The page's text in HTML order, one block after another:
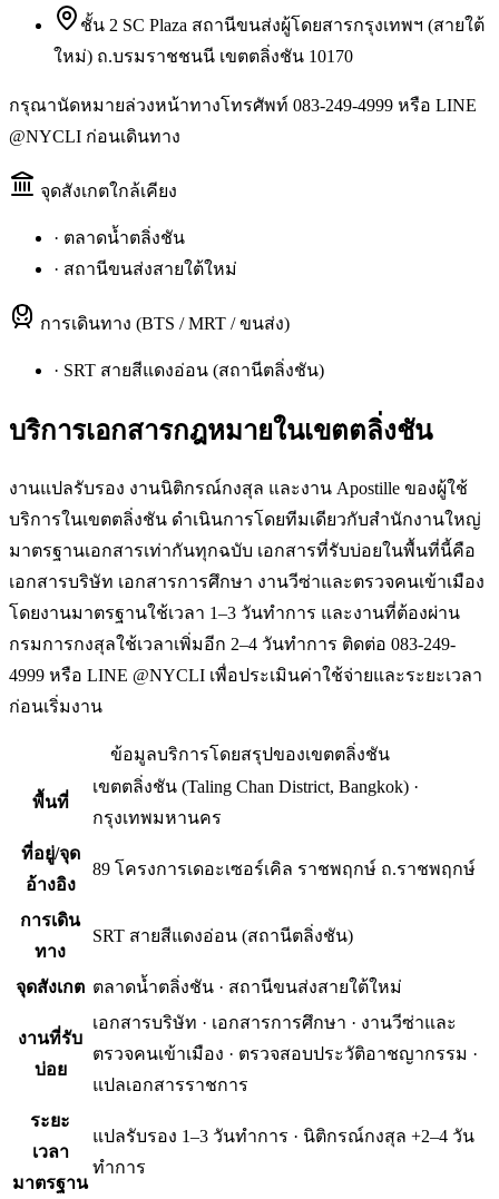
ชั้น 2 SC Plaza สถานีขนส่งผู้โดยสารกรุงเทพฯ (สายใต้
ใหม่) ถ.บรมราชชนนี เขตตลิ่งชัน 10170
กรุณานัดหมายล่วงหน้าทางโทรศัพท์ 083-249-4999 หรือ LINE
@NYCLI ก่อนเดินทาง
จุดสังเกตใกล้เคียง
· ตลาดน้ำตลิ่งชัน
· สถานีขนส่งสายใต้ใหม่
การเดินทาง (BTS / MRT / ขนส่ง)
· SRT สายสีแดงอ่อน (สถานีตลิ่งชัน)
บริการเอกสารกฎหมายในเขตตลิ่งชัน
งานแปลรับรอง งานนิติกรณ์กงสุล และงาน Apostille ของผู้ใช้
บริการในเขตตลิ่งชัน ดำเนินการโดยทีมเดียวกับสำนักงานใหญ่
มาตรฐานเอกสารเท่ากันทุกฉบับ เอกสารที่รับบ่อยในพื้นที่นี้คือ
เอกสารบริษัท เอกสารการศึกษา งานวีซ่าและตรวจคนเข้าเมือง
โดยงานมาตรฐานใช้เวลา 1–3 วันทำการ และงานที่ต้องผ่าน
กรมการกงสุลใช้เวลาเพิ่มอีก 2–4 วันทำการ ติดต่อ 083-249-
4999 หรือ LINE @NYCLI เพื่อประเมินค่าใช้จ่ายและระยะเวลา
ก่อนเริ่มงาน
ข้อมูลบริการโดยสรุปของเขตตลิ่งชัน
พื้นที่
เขตตลิ่งชัน (Taling Chan District, Bangkok) ·
กรุงเทพมหานคร
ที่อยู่/จุด
อ้างอิง
89 โครงการเดอะเซอร์เคิล ราชพฤกษ์ ถ.ราชพฤกษ์
การเดิน
ทาง
SRT สายสีแดงอ่อน (สถานีตลิ่งชัน)
จุดสังเกต ตลาดน้ำตลิ่งชัน · สถานีขนส่งสายใต้ใหม่
งานที่รับ
บ่อย
เอกสารบริษัท · เอกสารการศึกษา · งานวีซ่าและ
ตรวจคนเข้าเมือง · ตรวจสอบประวัติอาชญากรรม ·
แปลเอกสารราชการ
ระยะ
เวลา
มาตรฐาน
แปลรับรอง 1–3 วันทำการ · นิติกรณ์กงสุล +2–4 วัน
ทำการ